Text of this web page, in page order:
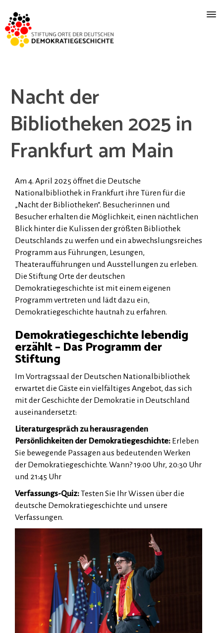
Nacht der
Bibliotheken 2025 in
Frankfurt am Main
Am 4. April 2025 öffnet die Deutsche
Nationalbibliothek in Frankfurt ihre Türen für die
„Nacht der Bibliotheken“. Besucherinnen und
Besucher erhalten die Möglichkeit, einen nächtlichen
Blick hinter die Kulissen der größten Bibliothek
Deutschlands zu werfen und ein abwechslungsreiches
Programm aus Führungen, Lesungen,
Theateraufführungen und Ausstellungen zu erleben.
Die Stiftung Orte der deutschen
Demokratiegeschichte ist mit einem eigenen
Programm vertreten und lädt dazu ein,
Demokratiegeschichte hautnah zu erfahren.
Demokratiegeschichte lebendig
erzählt – Das Programm der
Stiftung
Im Vortragssaal der Deutschen Nationalbibliothek
erwartet die Gäste ein vielfältiges Angebot, das sich
mit der Geschichte der Demokratie in Deutschland
auseinandersetzt:
Literaturgespräch zu herausragenden
Persönlichkeiten der Demokratiegeschichte: Erleben
Sie bewegende Passagen aus bedeutenden Werken
der Demokratiegeschichte. Wann? 19:00 Uhr, 20:30 Uhr
und 21:45 Uhr
Verfassungs-Quiz:Testen Sie Ihr Wissen über die
deutsche Demokratiegeschichte und unsere
Verfassungen.